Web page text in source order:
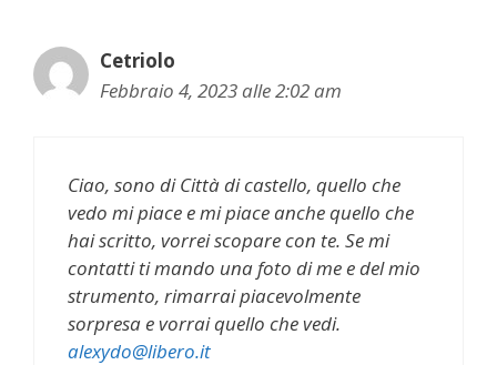
Cetriolo
Febbraio 4, 2023 alle 2:02 am
Ciao, sono di Città di castello, quello che
vedo mi piace e mi piace anche quello che
hai scritto, vorrei scopare con te. Se mi
contatti ti mando una foto di me e del mio
strumento, rimarrai piacevolmente
sorpresa e vorrai quello che vedi.
alexydo@libero.it